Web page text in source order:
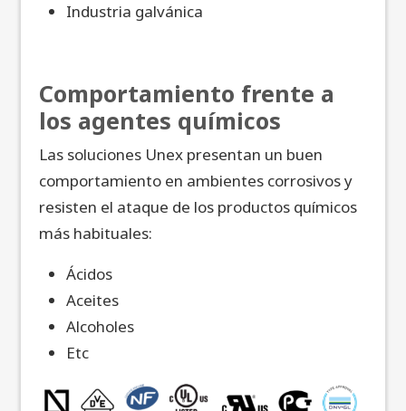
Industria galvánica
Comportamiento frente a
los agentes químicos
Las soluciones Unex presentan un buen
comportamiento en ambientes corrosivos y
resisten el ataque de los productos químicos
más habituales:
Ácidos
Aceites
Alcoholes
Etc